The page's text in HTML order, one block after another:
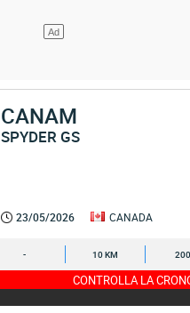
CANAM
SPYDER GS
23/05/2026 CANADA
- 10 KM
CONTROLLA LA